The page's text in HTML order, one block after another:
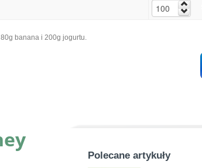
banana i 200g jogurtu.
Polecane artykuły